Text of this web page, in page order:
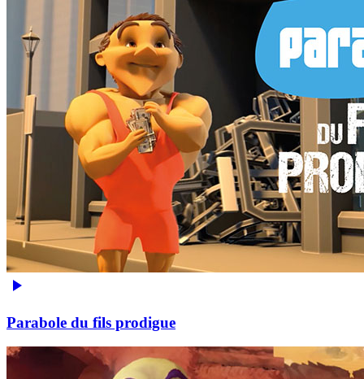
Parabole du fils prodigue